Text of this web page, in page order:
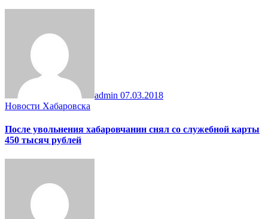
admin 07.03.2018
Новости Хабаровска
После увольнения хабаровчанин снял со служебной карты
450 тысяч рублей